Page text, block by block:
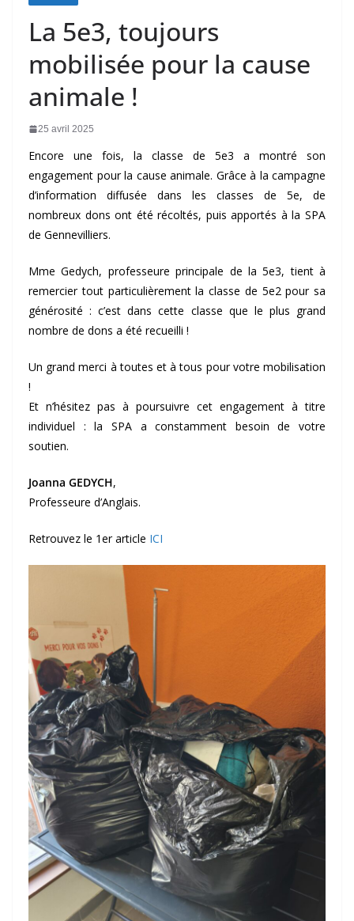
La 5e3, toujours
mobilisée pour la cause
animale !
25 avril 2025
Encore une fois, la classe de 5e3 a montré son
engagement pour la cause animale. Grâce à la campagne
d’information diffusée dans les classes de 5e, de
nombreux dons ont été récoltés, puis apportés à la SPA
de Gennevilliers.
Mme Gedych, professeure principale de la 5e3, tient à
remercier tout particulièrement la classe de 5e2 pour sa
générosité : c’est dans cette classe que le plus grand
nombre de dons a été recueilli !
Un grand merci à toutes et à tous pour votre mobilisation
!
Et n’hésitez pas à poursuivre cet engagement à titre
individuel : la SPA a constamment besoin de votre
soutien.
Joanna GEDYCH,
Professeure d’Anglais.
Retrouvez le 1er article ICI